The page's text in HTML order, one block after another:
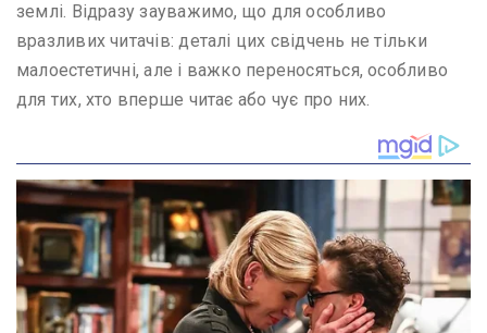
землі. Відразу зауважимо, що для особливо
вразливих читачів: деталі цих свідчень не тільки
малоестетичні, але і важко переносяться, особливо
для тих, хто вперше читає або чує про них.